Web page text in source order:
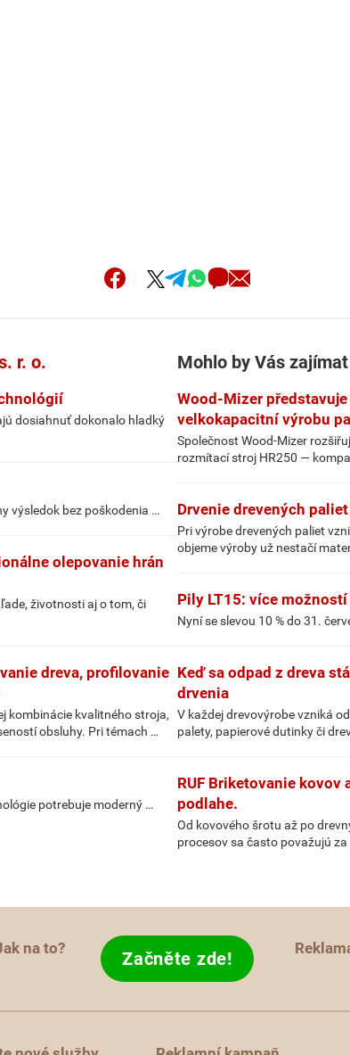
r. o.
dosiahnuť dokonalo hladký
výsledok bez poškodenia …
olepovanie hrán
životnosti aj o tom, či
dreva, profilovanie
kombinácie kvalitného stroja,
obsluhy. Pri témach …
potrebuje moderný …
Mohlo by Vás zajímat
Wood-Mizer
velkokapacitní výrobu
Společnost Wood-Mizer
rozmítací stroj HR250 —
Drvenie drevených
Pri výrobe drevených paliet
objeme výroby už nestačí
Pily LT15: více
Nyní se slevou 10 % do 31.
Keď sa odpad z dreva
drvenia
V každej drevovýrobe vzniká
palety, papierové dutinky či
RUF Briketovanie kovov
podlahe.
Od kovového šrotu až po
procesov sa často považujú
na to? Začněte zde!